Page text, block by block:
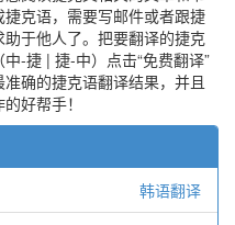
克语，需要写邮件或者跟捷
于他人了。把要翻译的捷克
-捷 | 捷-中）点击“免费翻译”
确的捷克语翻译结果，并且
好帮手！
韩语翻译